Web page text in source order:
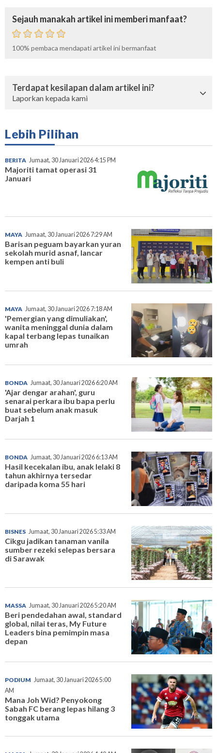
Sejauh manakah artikel ini memberi manfaat?
100% pembaca mendapati artikel ini bermanfaat
Terdapat kesilapan dalam artikel ini?
Laporkan kepada kami
Lebih Pilihan
BERITA Jumaat, 30 Januari 2026 4:15 PM
Majoriti tamat operasi 31
Januari
MAYA Jumaat, 30 Januari 2026 7:29 AM
Barisan peguam bayarkan yuran
sekolah murid asnaf, lancar
kempen anti buli
MAYA Jumaat, 30 Januari 2026 7:18 AM
'Pemergian yang dimuliakan',
wanita meninggal dunia dalam
kapal terbang lepas tunaikan
umrah
BONDA Jumaat, 30 Januari 2026 6:20 AM
'Ajar dengar arahan', guru
senarai perkara ibu bapa perlu
buat sebelum anak masuk
Darjah 1
BONDA Jumaat, 30 Januari 2026 6:13 AM
Hasil kecekalan ibu, anak lelaki 8
tahun akhirnya tersedar
daripada koma 55 hari
BISNES Jumaat, 30 Januari 2026 5:33 AM
Cikgu jadikan tanaman vanila
sumber rezeki selepas bersara
di Sarawak
MASSA Jumaat, 30 Januari 2026 5:20 AM
Beri pendedahan awal, standard
global, nilai teras, My Future
Leaders bina pemimpin masa
depan
PODIUM Jumaat, 30 Januari 2026 5:00
AM
Mana Joh Wid? Penyokong
Sabah FC berang lepas hilang 3
tonggak utama